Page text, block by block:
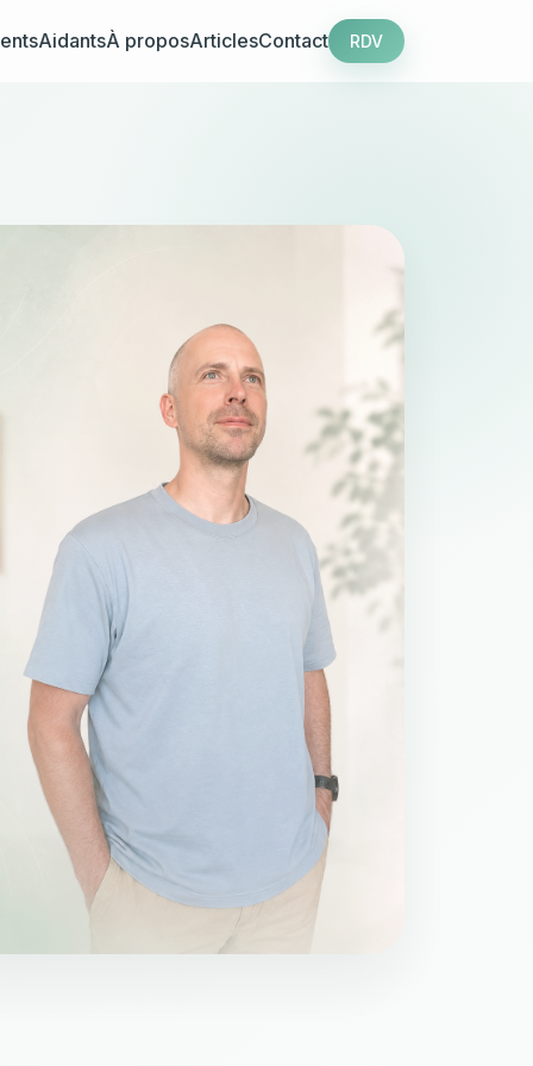
AidantsÀ proposArticlesContact RDV